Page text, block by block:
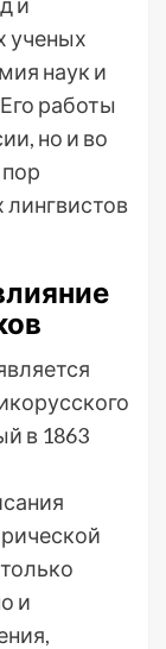
ученых
наук и
работы
но и во
лингвистов
в 1863
и